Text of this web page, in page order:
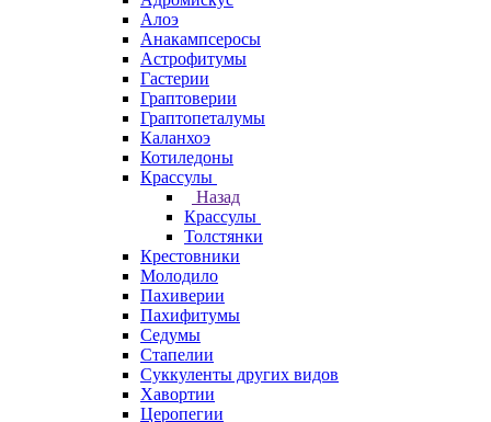
Алоэ
Анакампсеросы
Астрофитумы
Гастерии
Граптоверии
Граптопеталумы
Каланхоэ
Котиледоны
Крассулы
Назад
Крассулы
Толстянки
Крестовники
Молодило
Пахиверии
Пахифитумы
Седумы
Стапелии
Суккуленты других видов
Хавортии
Церопегии